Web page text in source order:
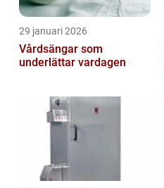
29 januari 2026
Vårdsängar som
underlättar vardagen